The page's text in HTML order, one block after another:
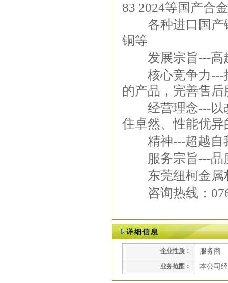
83 2024等国产合
各种进口国产铜
铜等
发展宗旨---高
核心竞争力---持
的产品，完善售后
经营理念---以改
住卓然、性能优
精神---超越自
服务宗旨---品质
东莞纽柯金属
咨询热线：
详细信息
企业性质： 服务商
业务范围： 本公司